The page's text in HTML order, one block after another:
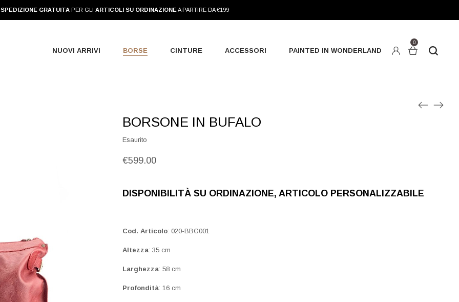
SPEDIZIONE GRATUITA PER GLI ARTICOLI SU ORDINAZIONE A PARTIRE DA €199
0
NUOVI ARRIVI BORSE CINTURE ACCESSORI PAINTED IN WONDERLAND
BORSONE IN BUFALO
Esaurito
€599.00
DISPONIBILITÀ SU ORDINAZIONE, ARTICOLO PERSONALIZZABILE
Cod. Articolo: 020-BBG001
Altezza: 35 cm
Larghezza: 58 cm
Profondità: 16 cm